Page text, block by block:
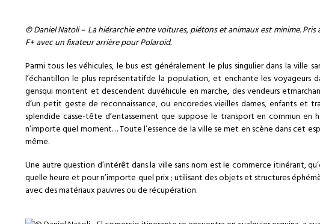
© Daniel Natoli – La hiérarchie entre voitures, piétons et animaux est minime. Pris
F+ avec un fixateur arrière pour Polaroïd.
Parmi tous les véhicules, le bus est généralement le plus singulier dans la ville
l’échantillon le plus représentatifde la population, et enchante les voyageurs
gensqui montent et descendent duvéhicule en marche, des vendeurs
d’un petit geste de reconnaissance, ou encoredes vieilles dames, enfants et
splendide casse-tête d’entassement que suppose le transport en commun en
n’importe quel moment… Toute l’essence de la ville se met en scène dans cet
même.
Une autre question d’intérêt dans la ville sans nom est le commerce itinérant,
quelle heure et pour n’importe quel prix ; utilisant des objets et structures
avec des matériaux pauvres ou de récupération.